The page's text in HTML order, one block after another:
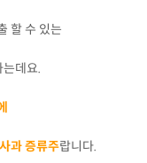
할 수 있는
데요.
과 증류주랍니다.